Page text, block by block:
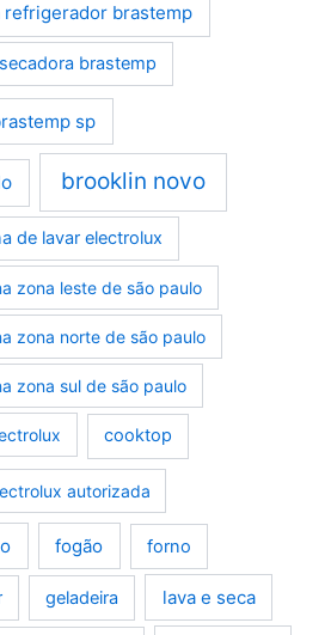
brastemp
brastemp
sp
brooklin novo
de lavar electrolux
zona leste de são paulo
zona norte de são paulo
zona sul de são paulo
cooktop
autorizada
fogão forno
geladeira lava e seca